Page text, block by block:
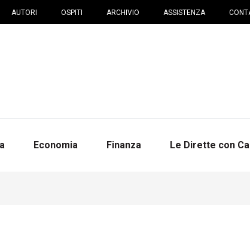
AUTORI OSPITI ARCHIVIO ASSISTENZA
Economia Finanza Le Dirette con